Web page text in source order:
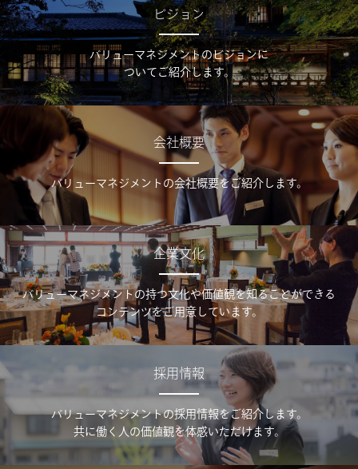
ビジョン
バリューマネジメントのビジョンに
ついてご紹介します。
会社概要
バリューマネジメントの会社概要をご紹介します。
企業文化
バリューマネジメントの持つ文化や価値観を知ることができる
コンテンツをご用意しています。
採用情報
バリューマネジメントの採用情報をご紹介します。
共に働く人の価値観を体感いただけます。